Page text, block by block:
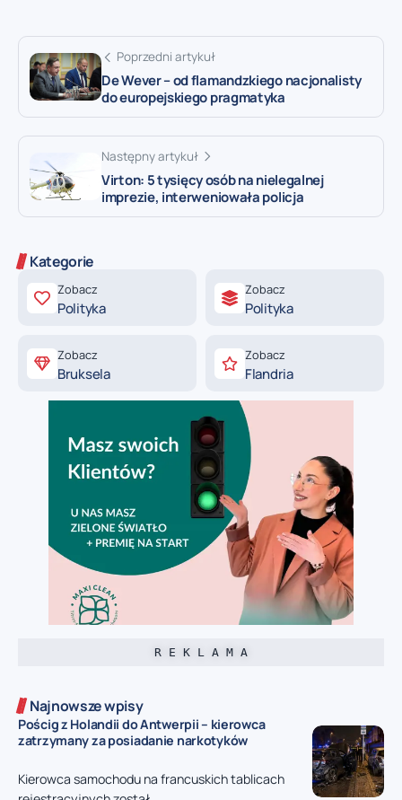
Poprzedni artykuł
De Wever – od flamandzkiego nacjonalisty
do europejskiego pragmatyka
Następny artykuł
Virton: 5 tysięcy osób na nielegalnej
imprezie, interweniowała policja
Kategorie
Zobacz
Polityka
Zobacz
Polityka
Zobacz
Bruksela
Zobacz
Flandria
R E K L A M A
Najnowsze wpisy
Pościg z Holandii do Antwerpii – kierowca
zatrzymany za posiadanie narkotyków
Kierowca samochodu na francuskich tablicach